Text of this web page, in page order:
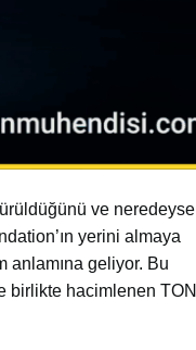
ve neredeyse
’ın yerini almaya
anlamına geliyor. Bu
birlikte hacimlenen TON